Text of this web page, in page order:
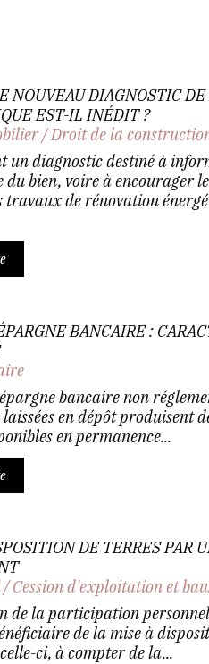
NOUVEAU DIAGNOSTIC
EST-IL INÉDIT ?
/Droit de la
un diagnostic destiné à
du bien, voire à encourager
travaux de rénovation
BANCAIRE :
bancaire non
laissées en dépôt produisent
en permanence...
DE TERRES PAR
/Cession d'exploitation et
de la participation
de la mise à
ci, à compter de la...